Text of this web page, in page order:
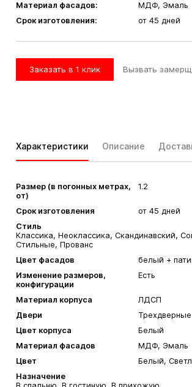
Материал фасадов:
МДФ, Эмаль
Срок изготовления:
от 45 дней
Заказать в 1 клик Вызвать
Характеристики Описание
Размер (в погонных метрах,
от)
1.2
Срок изготовления
от 45 дней
Стиль
Классика, Неоклассика, Скандинавский,
Стильные, Прованс
Цвет фасадов
белый +
Изменение размеров,
конфигурации
Есть
Материал корпуса
ЛДСП
Двери
Трехдверные
Цвет корпуса
Белый
Материал фасадов
МДФ, Эмаль
Цвет
Белый,
Назначение